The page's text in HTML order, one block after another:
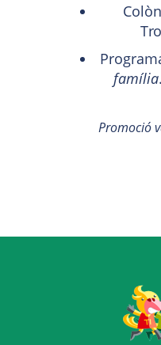
família
Promoció